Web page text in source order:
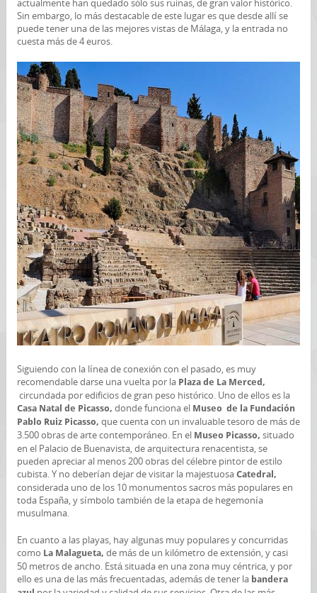
actualmente han quedado sólo sus ruinas, de gran valor histórico.
Sin embargo, lo más destacable de este lugar es que desde allí se
puede tener una de las mejores vistas de Málaga, y la entrada no
cuesta más de 4 euros.
Siguiendo con la línea de conexión con el pasado, es muy
recomendable darse una vuelta por la Plaza de La Merced,
circundada por edificios de gran peso histórico. Uno de ellos es la
Casa Natal de Picasso, donde funciona el Museo de la Fundación
Pablo Ruiz Picasso, que cuenta con un invaluable tesoro de más de
3.500 obras de arte contemporáneo. En el Museo Picasso, situado
en el Palacio de Buenavista, de arquitectura renacentista, se
pueden apreciar al menos 200 obras del célebre pintor de estilo
cubista. Y no deberían dejar de visitar la majestuosa Catedral,
considerada uno de los 10 monumentos sacros más populares en
toda España, y símbolo también de la etapa de hegemonía
musulmana.
En cuanto a las playas, hay algunas muy populares y concurridas
como La Malagueta, de más de un kilómetro de extensión, y casi
50 metros de ancho. Está situada en una zona muy céntrica, y por
ello es una de las más frecuentadas, además de tener la bandera